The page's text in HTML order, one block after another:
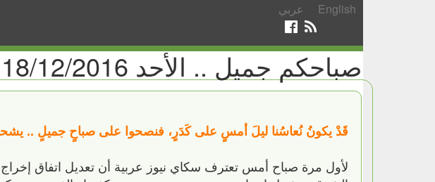
عربي English
صباحكم جميل .. الأحد 18/12/2016
قَدْ يكونُ نُعاسُنا ليلَ أمسٍ على كَدَرٍ، فنصحوا على صباحٍ جميلٍ ..
لأول مرة صباح أمس تعترف سكاي نيوز عربية أن تعديل اتفاق